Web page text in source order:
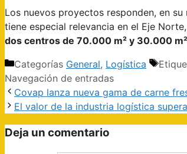
Los nuevos proyectos responden, en
tiene especial relevancia en el Eje
dos centros de 70.000 m² y 30.000
Categorías General, Logística
Navegación de entradas
Covap lanza nueva gama de carne
El valor de la industria logística
Deja un comentario